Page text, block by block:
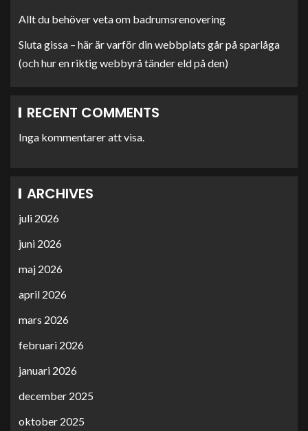
Allt du behöver veta om badrumsrenovering
Sluta gissa – här är varför din webbplats går på sparlåga
(och hur en riktig webbyrå tänder eld på den)
RECENT COMMENTS
Inga kommentarer att visa.
ARCHIVES
juli 2026
juni 2026
maj 2026
april 2026
mars 2026
februari 2026
januari 2026
december 2025
oktober 2025